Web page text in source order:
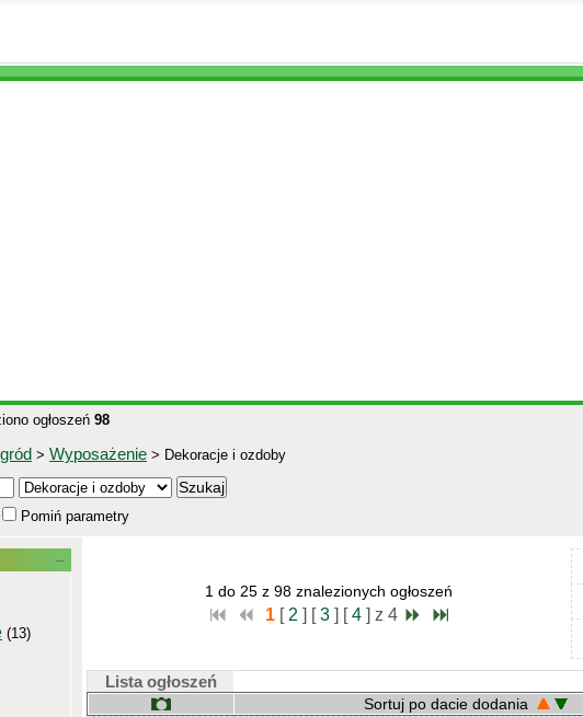
ogłoszeń 98
> Wyposażenie > Dekoracje i ozdoby
Pomiń parametry
(13)
1 do 25 z 98 znalezionych ogłoszeń
1[ 2 ] [3] [4] z 4
Lista ogłoszeń
Sortuj po dacie dodania